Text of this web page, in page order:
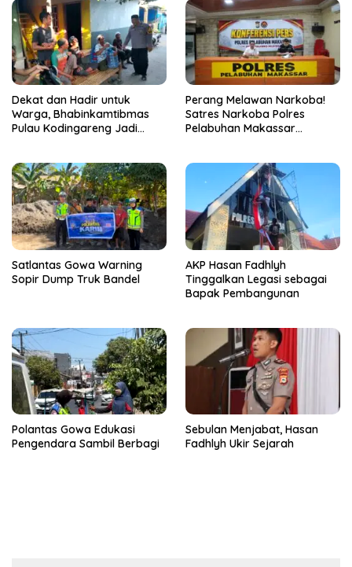
Dekat dan Hadir untuk
Warga, Bhabinkamtibmas
Pulau Kodingareng Jadi
Perang Melawan Narkoba!
Satres Narkoba Polres
Pelabuhan Makassar
Satlantas Gowa Warning
Sopir Dump Truk Bandel
AKP Hasan Fadhlyh
Tinggalkan Legasi sebagai
Bapak Pembangunan
Polantas Gowa Edukasi
Pengendara Sambil Berbagi
Sebulan Menjabat, Hasan
Fadhlyh Ukir Sejarah